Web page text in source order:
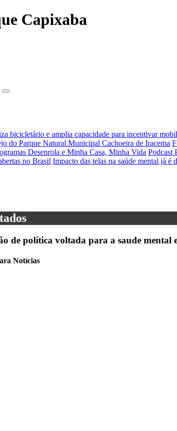
Capixaba
bicicletário e amplia capacidade para incentivar
do Parque Natural Municipal Cachoeira de Iracema
Desenrola e Minha Casa, Minha Vida Podcast
no Brasil Impacto das telas na saúde mental já é
de política voltada para a saude mental
Notícias